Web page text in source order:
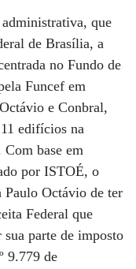
que
de Brasília, a
no Fundo de
Funcef em
e Conbral,
edifícios na
base em
por ISTOÉ, o
Paulo Octávio de ter
Federal que
parte de imposto
9.779 de